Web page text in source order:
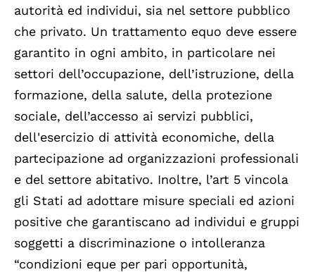
autorità ed individui, sia nel settore pubblico
che privato. Un trattamento equo deve essere
garantito in ogni ambito, in particolare nei
settori dell’occupazione, dell’istruzione, della
formazione, della salute, della protezione
sociale, dell’accesso ai servizi pubblici,
dell'esercizio di attività economiche, della
partecipazione ad organizzazioni professionali
e del settore abitativo. Inoltre, l’art 5 vincola
gli Stati ad adottare misure speciali ed azioni
positive che garantiscano ad individui e gruppi
soggetti a discriminazione o intolleranza
“condizioni eque per pari opportunità,